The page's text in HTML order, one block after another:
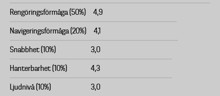
Rengöringsförmåga (50%) 4,9
Navigeringsförmåga (20%) 4,1
Snabbhet (10%) 3,0
Hanterbarhet (10%) 4,3
Ljudnivå (10%) 3,0